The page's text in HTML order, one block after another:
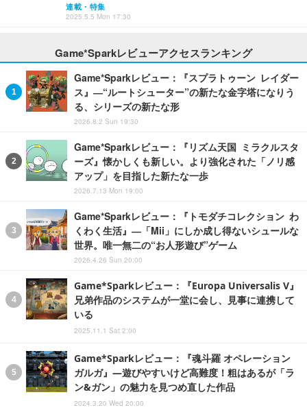
連載・特集
2025.5.5 Mon 17:30
Game*Sparkレビューアクセスランキング
Game*Sparkレビュー：『スプラトゥーン レイダー
ス』―“ルートシューター”の新たな金字塔になりう
る、シリーズの新たな形
2026.8.2 Sun 19:30
Game*Sparkレビュー：『リズム天国 ミラクルスタ
ーズ』懐かしくも新しい。より強化された「ノリ感
アップ」を目指した新たな一歩
2026.7.13 Mon 19:00
Game*Sparkレビュー：『トモダチコレクション わ
くわく生活』―「Mii」にしか成し得ないシュールな
世界。唯一無二の“お人形遊び”ゲーム
2026.4.26 Sun 20:00
Game*Sparkレビュー：『Europa Universalis V』
兄弟作品のシステムが一堂に会し、見事に連携して
いる
2025.11.1 Sat 2:00
Game*Sparkレビュー：『魂斗羅 オペレーション
ガルガ』―遊びやすいけど高難度！粗はあるが「ラ
ン&ガン」の魅力を見つめ直した作品
2024.3.20 Wed 20:00